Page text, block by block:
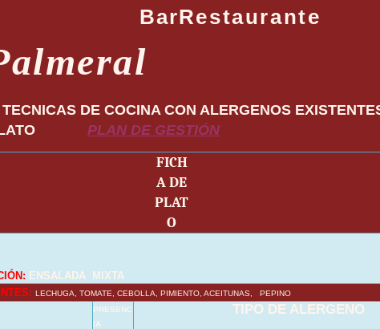
Restaurante
DE COCINA CON ALERGENOS
PLAN DE GESTIÓN
FICH
A DE
PLAT
O
ENSALADA MIXTA
LECHUGA, TOMATE, CEBOLLA, PIMIENTO, ACEITUNAS, PEPINO
PRESENC
IA
TIPO DE ALERGENO